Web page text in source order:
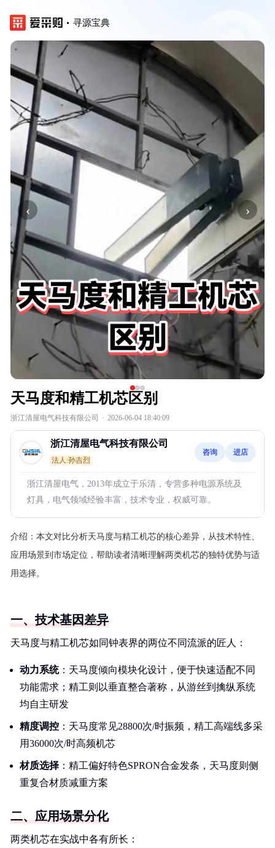
寻源宝典
‹ ›
天马度和精工机芯区别
浙江清屋电气科技有限公司 · 2026-06-04 18:40:09
浙江清屋电气科技有限公司
法人:孙吉烈
咨询 进店
浙江清屋电气，2013年成立于乐清，专营多种电源系统及
灯具，电气领域经验丰富，技术专业，权威可靠。
介绍： 本文对比分析天马度与精工机芯的核心差异，从技术特性、
应用场景到市场定位，帮助读者清晰理解两类机芯的独特优势与适
用选择。
一、技术基因差异
天马度与精工机芯如同钟表界的两位不同流派的匠人：
动力系统：天马度倾向模块化设计，便于快速适配不同
功能需求；精工则以垂直整合著称，从游丝到擒纵系统
均自主研发
精度调控 ：天马度常见28800次/时振频，精工高端线多采
用36000次/时高频机芯
材质选择 ：精工偏好特色SPRON合金发条，天马度则侧
重复合材质减重方案
二、应用场景分化
两类机芯在实战中各有所长：